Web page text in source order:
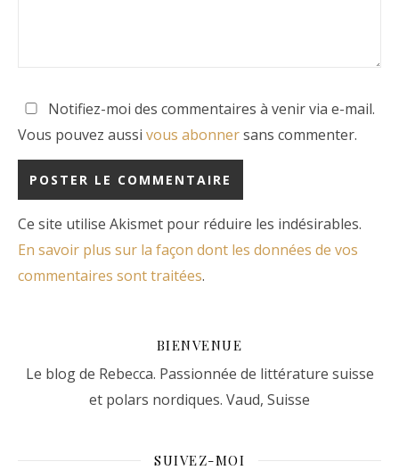
Notifiez-moi des commentaires à venir via e-mail.
Vous pouvez aussi vous abonnersans commenter.
Ce site utilise Akismet pour réduire les indésirables.
En savoir plus sur la façon dont les données de vos
commentaires sont traitées.
BIENVENUE
Le blog de Rebecca. Passionnée de littérature suisse
et polars nordiques. Vaud, Suisse
SUIVEZ-MOI